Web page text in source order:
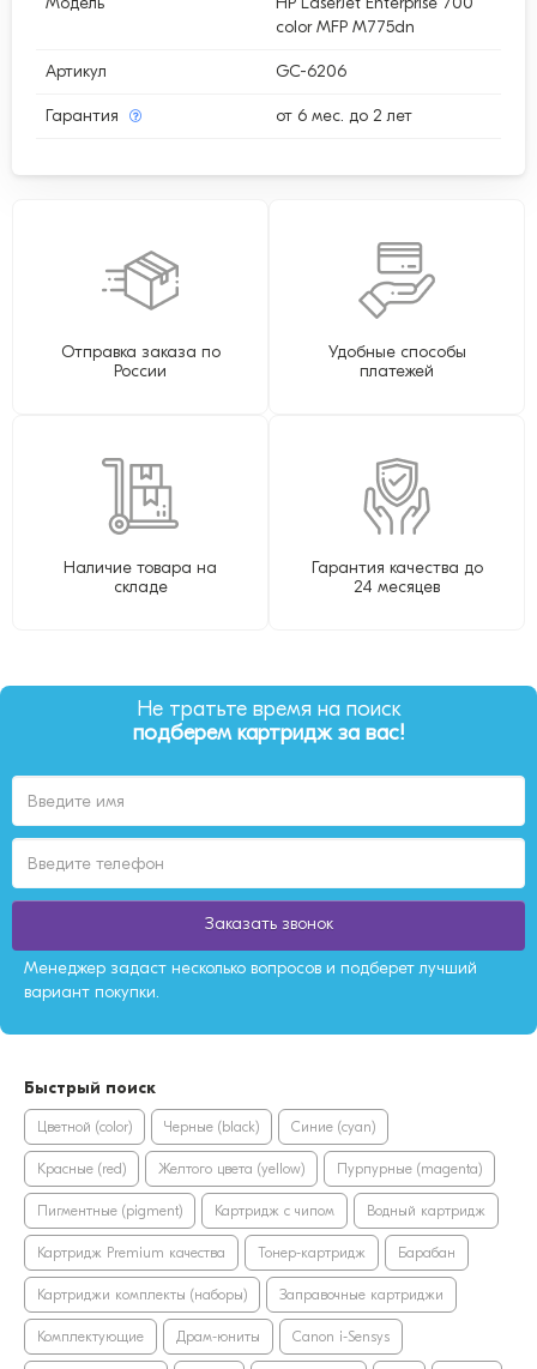
color MFP M775dn
Артикул GC-6206
Гарантия от 6 мес. до 2 лет
Отправка заказа по
России
Удобные способы
платежей
Наличие товара на
складе
Гарантия качества до
24 месяцев
Не тратьте время на поиск
подберем картридж за вас!
Заказать звонок
Менеджер задаст несколько вопросов и подберет лучший
вариант покупки.
Быстрый поиск
Цветной (color) Черные (black) Синие (cyan)
Красные (red) Желтого цвета (yellow) Пурпурные (magenta)
Пигментные (pigment) Картридж с чипом Водный картридж
Картридж Premium качества Тонер-картридж Барабан
Картриджи комплекты (наборы) Заправочные картриджи
Комплектующие Драм-юниты Canon i-Sensys